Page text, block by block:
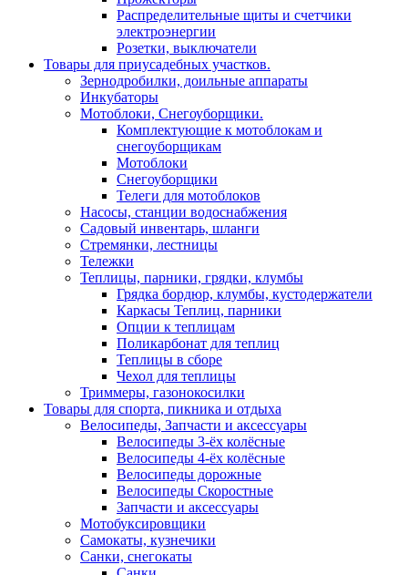
Распределительные щиты и счетчики
электроэнергии
Розетки, выключатели
Товары для приусадебных участков.
Зернодробилки, доильные аппараты
Инкубаторы
Мотоблоки, Снегоуборщики.
Комплектующие к мотоблокам и
снегоуборщикам
Мотоблоки
Снегоуборщики
Телеги для мотоблоков
Насосы, станции водоснабжения
Садовый инвентарь, шланги
Стремянки, лестницы
Тележки
Теплицы, парники, грядки, клумбы
Грядка бордюр, клумбы, кустодержатели
Каркасы Теплиц, парники
Опции к теплицам
Поликарбонат для теплиц
Теплицы в сборе
Чехол для теплицы
Триммеры, газонокосилки
Товары для спорта, пикника и отдыха
Велосипеды, Запчасти и аксессуары
Велосипеды 3-ёх колёсные
Велосипеды 4-ёх колёсные
Велосипеды дорожные
Велосипеды Скоростные
Запчасти и аксессуары
Мотобуксировщики
Самокаты, кузнечики
Санки, снегокаты